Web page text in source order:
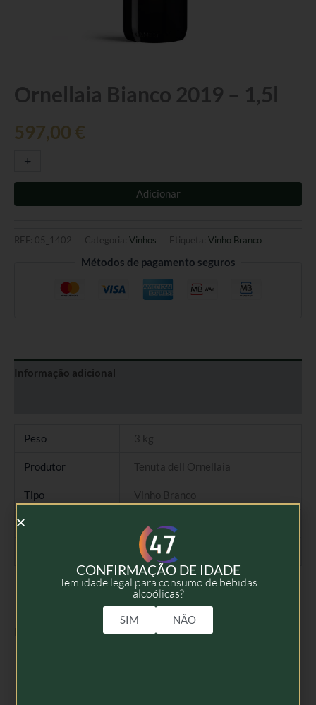
Ornellaia Bianco 2019 – 1,5l
597,00 €
-
Quantidade
de
Bianco
+
Adicionar
REF: 05_1402 Categoria: Vinhos Etiqueta: Vinho Branco
Métodos de pagamento seguros
Informação adicional
Peso 3 kg
Produtor Tenuta dell Ornellaia
Tipo Vinho Branco
Colheita 2019
1,5l, Magnum
Produtos Relacionados
CONFIRMAÇÃO DE IDADE
Tem idade legal para consumo de bebidas
alcoólicas?
SIM NÃO